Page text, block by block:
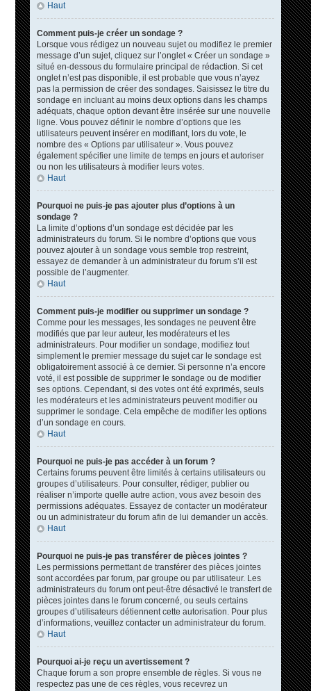
Haut
Comment puis-je créer un sondage ?
Lorsque vous rédigez un nouveau sujet ou modifiez le premier
message d’un sujet, cliquez sur l’onglet « Créer un sondage »
situé en-dessous du formulaire principal de rédaction. Si cet
onglet n’est pas disponible, il est probable que vous n’ayez
pas la permission de créer des sondages. Saisissez le titre du
sondage en incluant au moins deux options dans les champs
adéquats, chaque option devant être insérée sur une nouvelle
ligne. Vous pouvez définir le nombre d’options que les
utilisateurs peuvent insérer en modifiant, lors du vote, le
nombre des « Options par utilisateur ». Vous pouvez
également spécifier une limite de temps en jours et autoriser
ou non les utilisateurs à modifier leurs votes.
Haut
Pourquoi ne puis-je pas ajouter plus d’options à un
sondage ?
La limite d’options d’un sondage est décidée par les
administrateurs du forum. Si le nombre d’options que vous
pouvez ajouter à un sondage vous semble trop restreint,
essayez de demander à un administrateur du forum s’il est
possible de l’augmenter.
Haut
Comment puis-je modifier ou supprimer un sondage ?
Comme pour les messages, les sondages ne peuvent être
modifiés que par leur auteur, les modérateurs et les
administrateurs. Pour modifier un sondage, modifiez tout
simplement le premier message du sujet car le sondage est
obligatoirement associé à ce dernier. Si personne n’a encore
voté, il est possible de supprimer le sondage ou de modifier
ses options. Cependant, si des votes ont été exprimés, seuls
les modérateurs et les administrateurs peuvent modifier ou
supprimer le sondage. Cela empêche de modifier les options
d’un sondage en cours.
Haut
Pourquoi ne puis-je pas accéder à un forum ?
Certains forums peuvent être limités à certains utilisateurs ou
groupes d’utilisateurs. Pour consulter, rédiger, publier ou
réaliser n’importe quelle autre action, vous avez besoin des
permissions adéquates. Essayez de contacter un modérateur
ou un administrateur du forum afin de lui demander un accès.
Haut
Pourquoi ne puis-je pas transférer de pièces jointes ?
Les permissions permettant de transférer des pièces jointes
sont accordées par forum, par groupe ou par utilisateur. Les
administrateurs du forum ont peut-être désactivé le transfert de
pièces jointes dans le forum concerné, ou seuls certains
groupes d’utilisateurs détiennent cette autorisation. Pour plus
d’informations, veuillez contacter un administrateur du forum.
Haut
Pourquoi ai-je reçu un avertissement ?
Chaque forum a son propre ensemble de règles. Si vous ne
respectez pas une de ces règles, vous recevrez un